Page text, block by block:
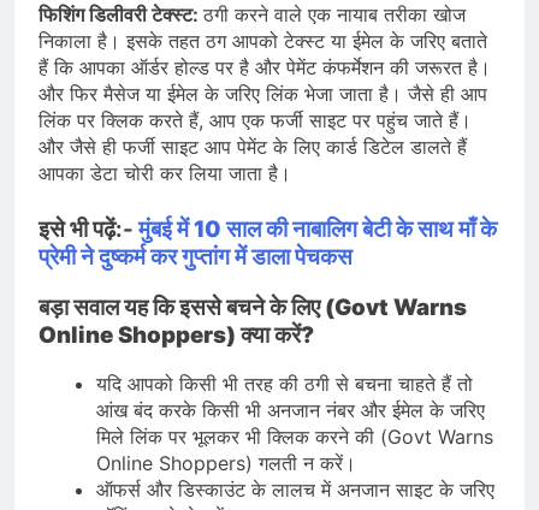
फिशिंग डिलीवरी टेक्स्ट:ठगी करने वाले एक नायाब तरीका खोज
निकाला है। इसके तहत ठग आपको टेक्स्ट या ईमेल के जरिए बताते
हैं कि आपका ऑर्डर होल्ड पर है और पेमेंट कंफर्मेशन की जरूरत है।
और फिर मैसेज या ईमेल के जरिए लिंक भेजा जाता है। जैसे ही आप
लिंक पर क्लिक करते हैं, आप एक फर्जी साइट पर पहुंच जाते हैं।
और जैसे ही फर्जी साइट आप पेमेंट के लिए कार्ड डिटेल डालते हैं
आपका डेटा चोरी कर लिया जाता है।
इसे भी पढ़ें:-मुंबई में 10 साल की नाबालिग बेटी के साथ माँ के
प्रेमी ने दुष्कर्म कर गुप्तांग में डाला पेचकस
बड़ा सवाल यह कि इससे बचने के लिए (Govt Warns
Online Shoppers) क्या करें?
यदि आपको किसी भी तरह की ठगी से बचना चाहते हैं तो
आंख बंद करके किसी भी अनजान नंबर और ईमेल के जरिए
मिले लिंक पर भूलकर भी क्लिक करने की (Govt Warns
Online Shoppers) गलती न करें।
ऑफर्स और डिस्काउंट के लालच में अनजान साइट के जरिए